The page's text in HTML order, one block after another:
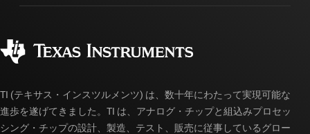
製造
myTI アカウントの FAQ
ご注文に関する FAQ
TI (テキサス・インスツルメンツ) は、数十年にわたって実現可能な
進歩を遂げてきました。TI は、アナログ・チップと組込みプロセッ
シング・チップの設計、製造、テスト、販売に従事しているグロー